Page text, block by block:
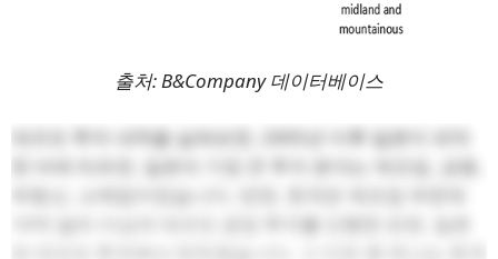
출처: B&Company 데이터베이스
대규모 투자 내역을 살펴보면, 2005년 이후 일본이 파악
한 바에 따르면, 일본의 가장 큰 투자 분야는 제조업, 금융,
부동산, 소매업이었습니다. 반면, 한국은 제조업 부문에
10억 달러 이상의 대규모 공장 투자를 단행한 반면, 일본